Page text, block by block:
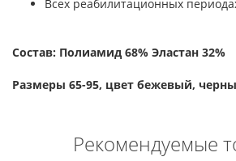
Всех реабилитационных
Состав: Полиамид 68% Эластан 32%
Размеры 65-95, цвет бежевый,
Рекомендуемые